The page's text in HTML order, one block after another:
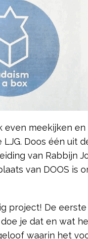
even meekijken
LJG. Doos één uit
van Rabbijn
van DOOS is
project! De
je dat en wat
waarin het